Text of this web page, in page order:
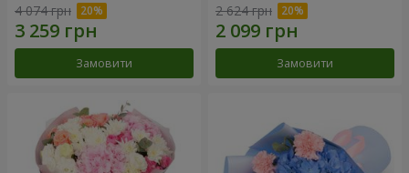
4 074 грн
Замовити
2 624 грн
Замовити